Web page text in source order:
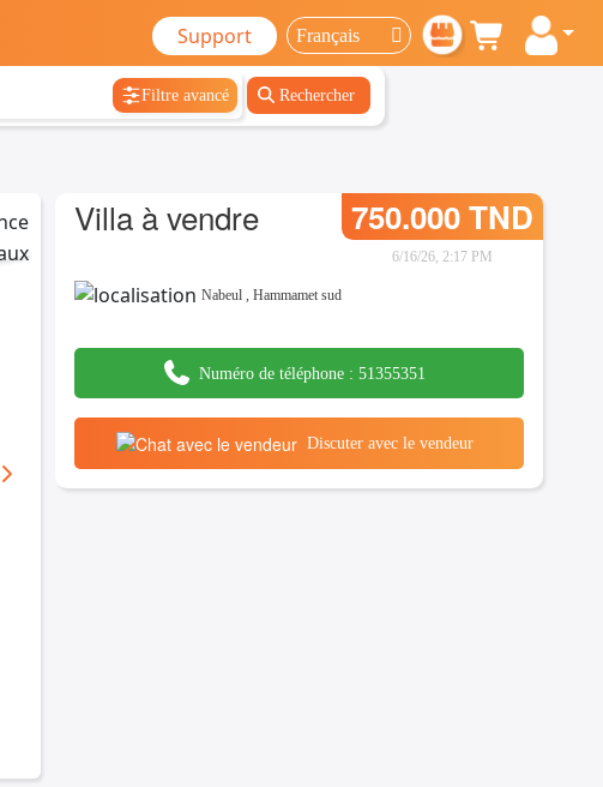
Support
Filtre avancé Rechercher
Villa à vendre 750.000 TND
6/16/26, 2:17 PM
Nabeul ,Hammamet sud
Numéro de téléphone : 51355351
Discuter avec le vendeur